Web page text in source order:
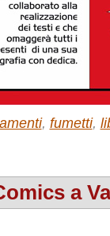
, fumetti,
a